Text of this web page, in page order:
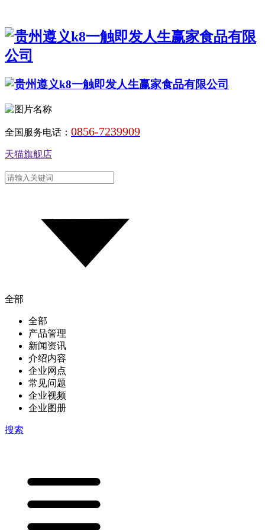
全国服务电话： 0856-7239909
天猫旗舰店
全部
全部
产品管理
新闻资讯
介绍内容
企业网点
常见问题
企业视频
企业图册
搜索